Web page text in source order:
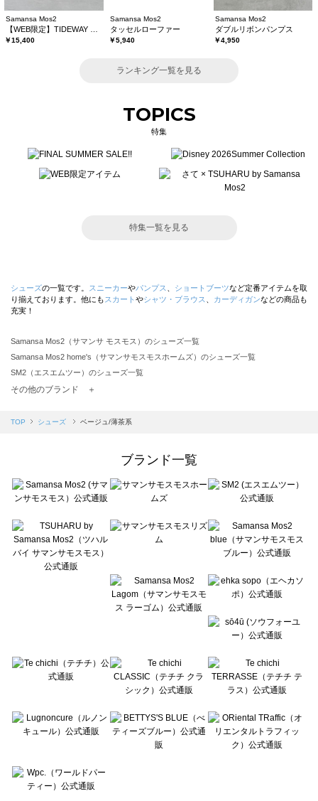
Samansa Mos2
￥15,400
Samansa Mos2
タッセルローファー
￥5,940
Samansa Mos2
ダブルリボンパンプス
￥4,950
ランキング一覧を見る
TOPICS
特集
特集一覧を見る
シューズの一覧です。 スニーカーやパンプス ショートブーツなど定番アイテムを取
り揃えております。他にも スカート やシャツ・ブラウス カーディガンなどの商品も
充実！
Samansa Mos2（サマンサ モスモス）のシューズ一覧
Samansa Mos2 home's（サマンサモスモスホームズ）のシューズ一覧
SM2（エスエムツー）のシューズ一覧
TSUHARU by Samansa Mos2（ツハルバイサマンサモスモス）のシューズ一覧
Samansa Mos2 blue（サマンサモスモス ブルー）のシューズ一覧
sō4ū（ソウフォーユー）のシューズ一覧
Te chichi（テチチ）のシューズ一覧
Te chichi CLASSIC（テチチ クラシック）のシューズ一覧
Lugnoncure（ルノンキュール）のシューズ一覧
BETTY'S BLUE（べティーズブルー）のシューズ一覧
Wpc.（ワールドパーティー）のシューズ一覧
その他のブランド ＋
TOP シューズ ベージュ/薄茶系
ブランド一覧